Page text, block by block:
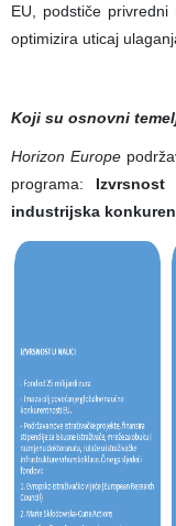
EU, podstiče
optimizira uticaj
Koji su osnovni
Horizon Europe
programa:
industrijska